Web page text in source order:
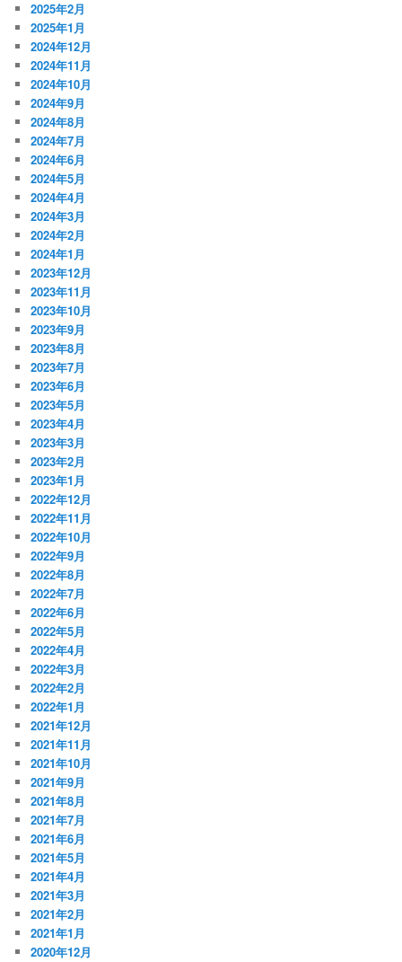
2025年2月
2025年1月
2024年12月
2024年11月
2024年10月
2024年9月
2024年8月
2024年7月
2024年6月
2024年5月
2024年4月
2024年3月
2024年2月
2024年1月
2023年12月
2023年11月
2023年10月
2023年9月
2023年8月
2023年7月
2023年6月
2023年5月
2023年4月
2023年3月
2023年2月
2023年1月
2022年12月
2022年11月
2022年10月
2022年9月
2022年8月
2022年7月
2022年6月
2022年5月
2022年4月
2022年3月
2022年2月
2022年1月
2021年12月
2021年11月
2021年10月
2021年9月
2021年8月
2021年7月
2021年6月
2021年5月
2021年4月
2021年3月
2021年2月
2021年1月
2020年12月